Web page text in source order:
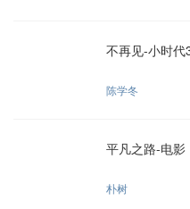
不再见-小时代
陈学冬
平凡之路-电影
朴树